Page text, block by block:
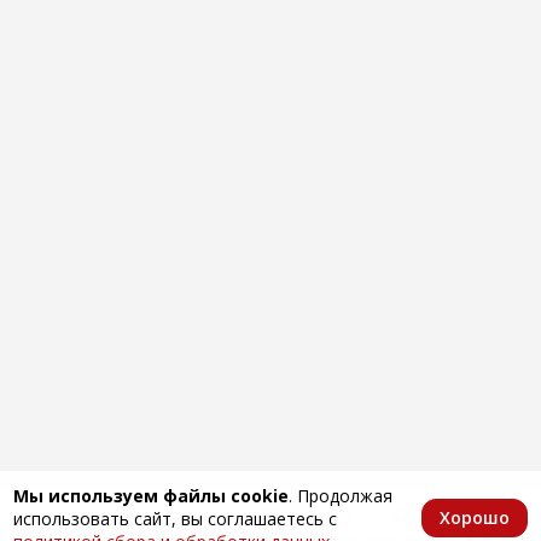
Мы используем файлы cookie. Продолжая
использовать сайт, вы соглашаетесь с
Хорошо